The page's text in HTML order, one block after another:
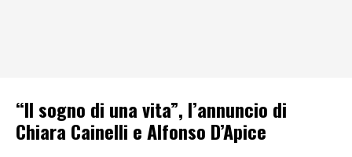
“Il sogno di una vita”, l’annuncio di
Chiara Cainelli e Alfonso D’Apice